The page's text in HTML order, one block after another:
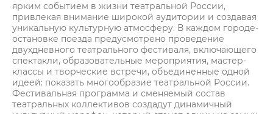
ярким событием в жизни театральной России,
привлекая внимание широкой аудитории и создавая
уникальную культурную атмосферу. В каждом городе-
остановке поезда предусмотрено проведение
двухдневного театрального фестиваля, включающего
спектакли, образовательные мероприятия, мастер-
классы и творческие встречи, объединенные одной
идеей: показать многообразие театральной России.
Фестивальная программа и сменяемый состав
театральных коллективов создадут динамичный